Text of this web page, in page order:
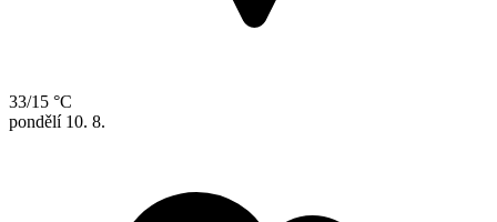
33/15 °C
pondělí 10. 8.